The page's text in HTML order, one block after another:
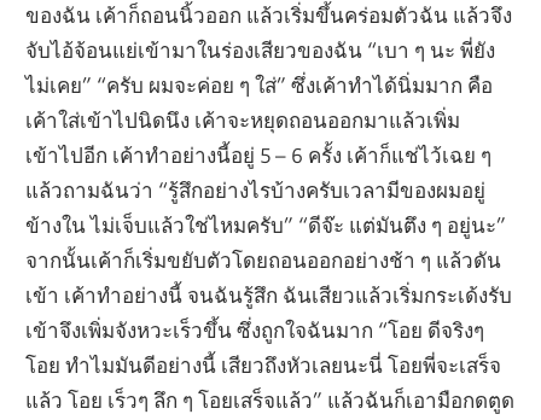
ของฉัน เค้าก็ถอนนิ้วออก แล้วเริ่มขึ้นคร่อมตัวฉัน แล้วจึง
จับไอ้จ้อนแย่เข้ามาในร่องเสียวของฉัน “เบา ๆ นะ พี่ยัง
ไม่เคย” “ครับ ผมจะค่อย ๆ ใส่” ซึ่งเค้าทำได้นิ่มมาก คือ
เค้าใส่เข้าไปนิดนึง เค้าจะหยุดถอนออกมาแล้วเพิ่ม
เข้าไปอีก เค้าทำอย่างนี้อยู่ 5 – 6 ครั้ง เค้าก็แช่ไว้เฉย ๆ
แล้วถามฉันว่า “รู้สึกอย่างไรบ้างครับเวลามีของผมอยู่
ข้างใน ไม่เจ็บแล้วใช่ไหมครับ” “ดีจ๊ะ แต่มันตึง ๆ อยู่นะ”
จากนั้นเค้าก็เริ่มขยับตัวโดยถอนออกอย่างช้า ๆ แล้วดัน
เข้า เค้าทำอย่างนี้ จนฉันรู้สึก ฉันเสียวแล้วเริ่มกระเด้งรับ
เข้าจึงเพิ่มจังหวะเร็วขึ้น ซึ่งถูกใจฉันมาก “โอย ดีจริงๆ
โอย ทำไมมันดีอย่างนี้ เสียวถึงหัวเลยนะนี่ โอยพี่จะเสร็จ
แล้ว โอย เร็วๆ ลึก ๆ โอยเสร็จแล้ว” แล้วฉันก็เอามือกดตูด